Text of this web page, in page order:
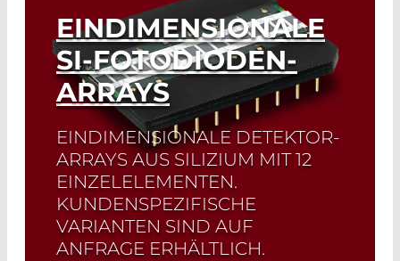
EINDIMENSIONALE
SI-FOTODIODEN-
ARRAYS
EINDIMENSIONALE DETEKTOR-
ARRAYS AUS SILIZIUM MIT 12
EINZELELEMENTEN.
KUNDENSPEZIFISCHE
VARIANTEN SIND AUF
ANFRAGE ERHÄLTLICH.